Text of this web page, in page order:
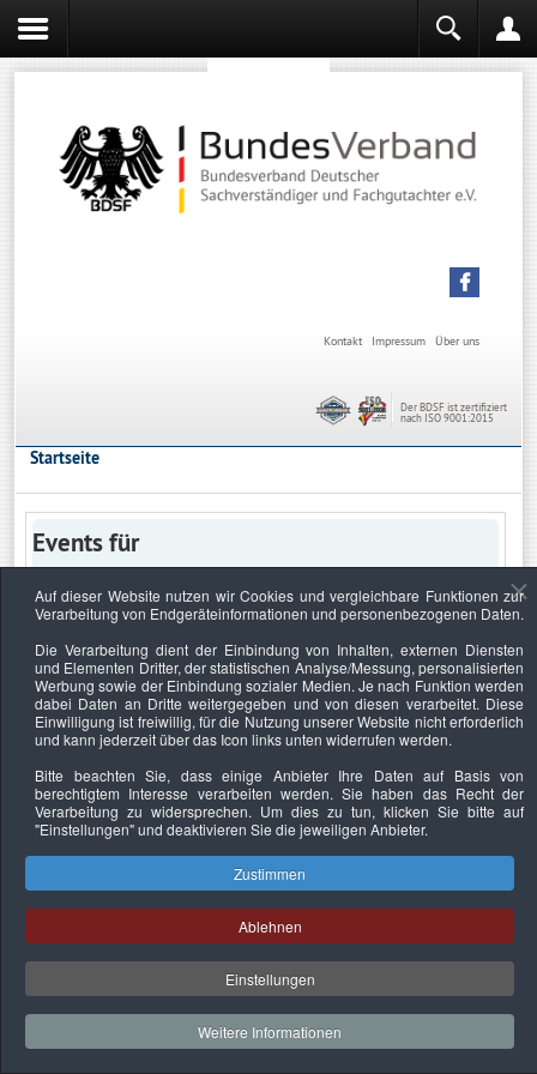
Über uns
Impressum
Kontakt
Der BDSF ist zertifiziert
nach ISO 9001:2015
Startseite
Events für
Keine Termine
Datenschutzerklärung Urheberrechtsnachweise Nachhaltigkeit
Copyright © 2026. Bundesverband Deutscher
Sachverständiger und Fachgutachter e.V..
Auf dieser Website nutzen wir Cookies und vergleichbare Funktionen zur
Verarbeitung von Endgeräteinformationen und personenbezogenen Daten.
Die Verarbeitung dient der Einbindung von Inhalten, externen Diensten
und Elementen Dritter, der statistischen Analyse/Messung, personalisierten
Werbung sowie der Einbindung sozialer Medien. Je nach Funktion werden
dabei Daten an Dritte weitergegeben und von diesen verarbeitet. Diese
Einwilligung ist freiwillig, für die Nutzung unserer Website nicht erforderlich
und kann jederzeit über das Icon links unten widerrufen werden.
Bitte beachten Sie, dass einige Anbieter Ihre Daten auf Basis von
berechtigtem Interesse verarbeiten werden. Sie haben das Recht der
Verarbeitung zu widersprechen. Um dies zu tun, klicken Sie bitte auf
"Einstellungen"und deaktivieren Sie die jeweiligen Anbieter.
Zustimmen
Ablehnen
Einstellungen
Weitere Informationen